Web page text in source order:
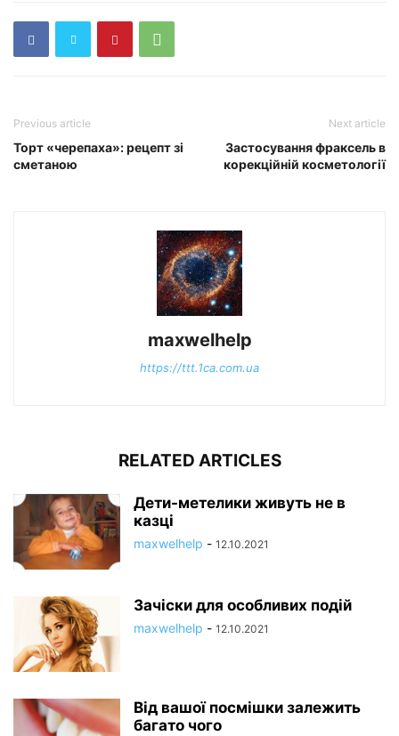
Previous article
Торт «черепаха»: рецепт зі
сметаною
Next article
Застосування фраксель в
корекційній косметології
maxwelhelp
https://ttt.1ca.com.ua
RELATED ARTICLES
Дети-метелики живуть не в
казці
maxwelhelp - 12.10.2021
Зачіски для особливих подій
maxwelhelp - 12.10.2021
Від вашої посмішки залежить
багато чого